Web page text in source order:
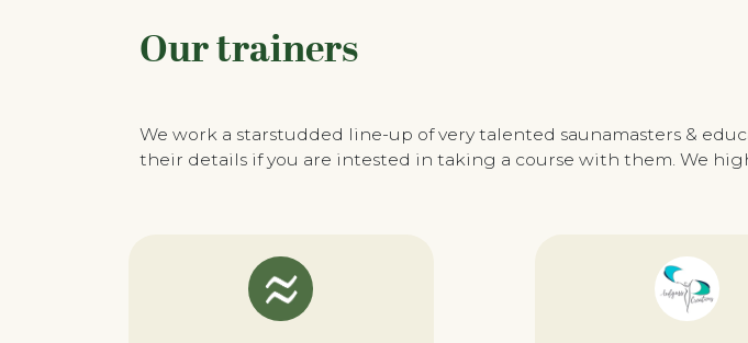
Our trainers
We work a starstudded line-up of very talented saunamasters &
their details if you are intested in taking a course with them. We